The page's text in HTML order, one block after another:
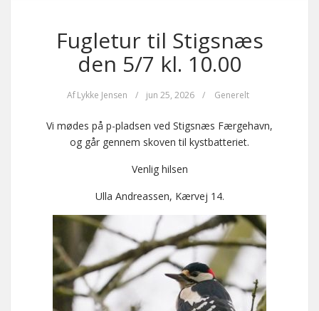
Fugletur til Stigsnæs
den 5/7 kl. 10.00
Af Lykke Jensen / jun 25, 2026 / Generelt
Vi mødes på p-pladsen ved Stigsnæs Færgehavn,
og går gennem skoven til kystbatteriet.
Venlig hilsen
Ulla Andreassen, Kærvej 14.